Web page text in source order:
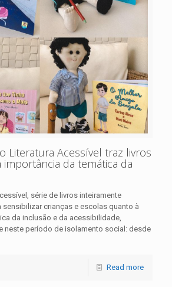
Literatura Acessível traz livros
da temática da
série de livros inteiramente
sensibilizar crianças e escolas quanto à
da inclusão e da acessibilidade,
neste período de isolamento social: desde
Read more